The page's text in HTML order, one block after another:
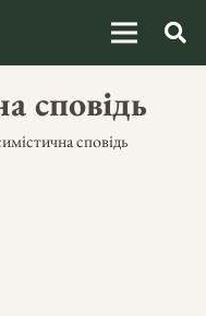
сповідь
сповідь